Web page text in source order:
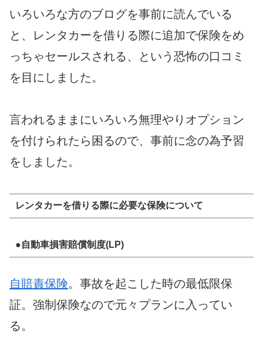
いろいろな方のブログを事前に読んでいる
と、レンタカーを借りる際に追加で保険をめ
っちゃセールスされる、という恐怖の口コミ
を目にしました。
言われるままにいろいろ無理やりオプション
を付けられたら困るので、事前に念の為予習
をしました。
レンタカーを借りる際に必要な保険について
●自動車損害賠償制度(LP)
自賠責保険。事故を起こした時の最低限保
証。強制保険なので元々プランに入ってい
る。